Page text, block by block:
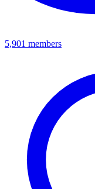
5,901 members